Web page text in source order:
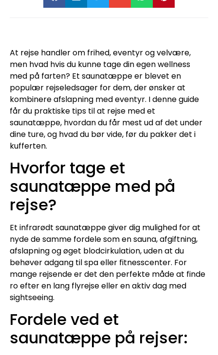
At rejse handler om frihed, eventyr og velvære,
men hvad hvis du kunne tage din egen wellness
med på farten? Et saunatæppe er blevet en
populær rejseledsager for dem, der ønsker at
kombinere afslapning med eventyr. I denne guide
får du praktiske tips til at rejse med et
saunatæppe, hvordan du får mest ud af det under
dine ture, og hvad du bør vide, før du pakker det i
kufferten.
Hvorfor tage et
saunatæppe med på
rejse?
Et infrarødt saunatæppe giver dig mulighed for at
nyde de samme fordele som en sauna, afgiftning,
afslapning og øget blodcirkulation, uden at du
behøver adgang til spa eller fitnesscenter. For
mange rejsende er det den perfekte måde at finde
ro efter en lang flyrejse eller en aktiv dag med
sightseeing.
Fordele ved et
saunatæppe på rejser: